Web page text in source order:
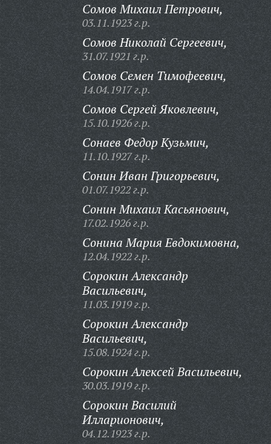
Сомов Михаил Петрович,
03.11.1923 г.р.
Сомов Николай Сергеевич,
31.07.1921 г.р.
Сомов Семен Тимофеевич,
14.04.1917 г.р.
Сомов Сергей Яковлевич,
15.10.1926 г.р.
Сонаев Федор Кузьмич,
11.10.1927 г.р.
Сонин Иван Григорьевич,
01.07.1922 г.р.
Сонин Михаил Касьянович,
17.02.1926 г.р.
Сонина Мария Евдокимовна,
12.04.1922 г.р.
Сорокин Александр
Васильевич,
11.03.1919 г.р.
Сорокин Александр
Васильевич,
15.08.1924 г.р.
Сорокин Алексей Васильевич,
30.03.1919 г.р.
Сорокин Василий
Илларионович,
04.12.1923 г.р.